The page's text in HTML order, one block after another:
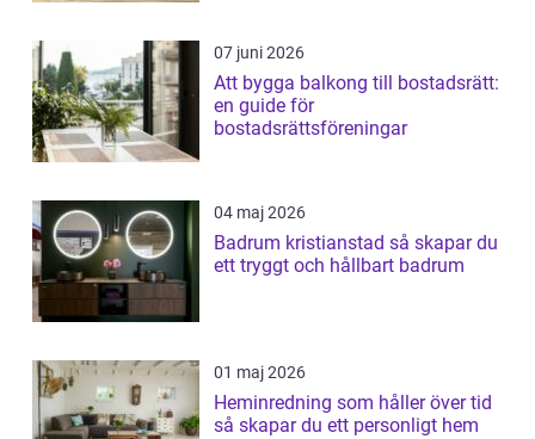
07 juni 2026
Att bygga balkong till bostadsrätt:
en guide för
bostadsrättsföreningar
04 maj 2026
Badrum kristianstad så skapar du
ett tryggt och hållbart badrum
01 maj 2026
Heminredning som håller över tid
så skapar du ett personligt hem